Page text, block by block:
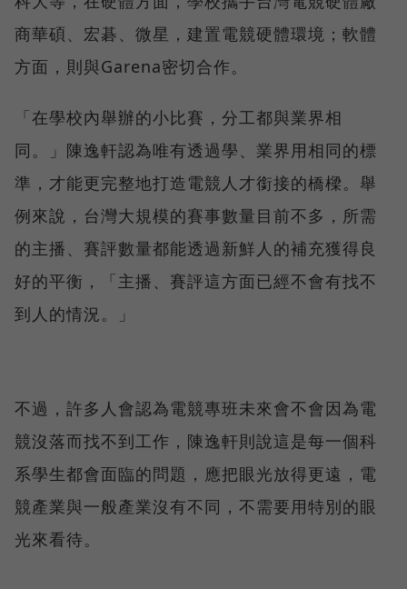
商華碩、宏碁、微星，建置電競硬體環境；軟體
方面，則與Garena密切合作。
「在學校內舉辦的小比賽，分工都與業界相
同。」陳逸軒認為唯有透過學、業界用相同的標
準，才能更完整地打造電競人才銜接的橋樑。舉
例來說，台灣大規模的賽事數量目前不多，所需
的主播、賽評數量都能透過新鮮人的補充獲得良
好的平衡，「主播、賽評這方面已經不會有找不
到人的情況。」
不過，許多人會認為電競專班未來會不會因為電
競沒落而找不到工作，陳逸軒則說這是每一個科
系學生都會面臨的問題，應把眼光放得更遠，電
競產業與一般產業沒有不同，不需要用特別的眼
光來看待。